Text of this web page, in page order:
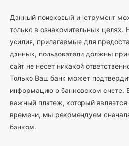
Данный поисковый инструмент
только в ознакомительных целях.
усилия, прилагаемые для
данных, пользователи должны
сайт не несет никакой
Только Ваш банк может
информацию о банковском счете.
важный платеж, который является
времени, мы рекомендуем
банком.